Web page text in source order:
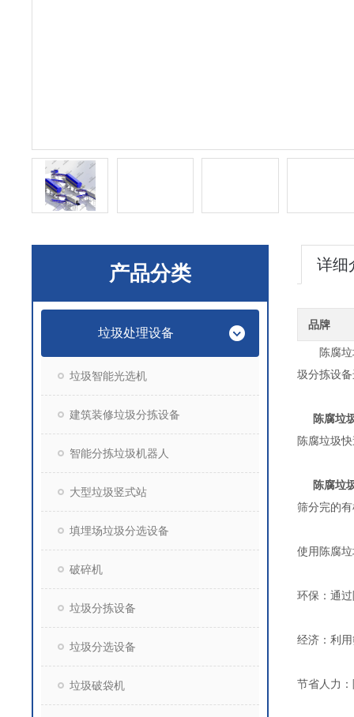
产品分类
垃圾处理设备
垃圾智能光选机
建筑装修垃圾分拣设备
智能分拣垃圾机器人
大型垃圾竖式站
填埋场垃圾分选设备
破碎机
垃圾分拣设备
垃圾分选设备
垃圾破袋机
详细
品牌
陈腐垃圾
圾分拣设
陈腐垃
陈腐垃圾
陈腐垃
筛分完的
使用陈腐
环保：通
经济：利
节省人力